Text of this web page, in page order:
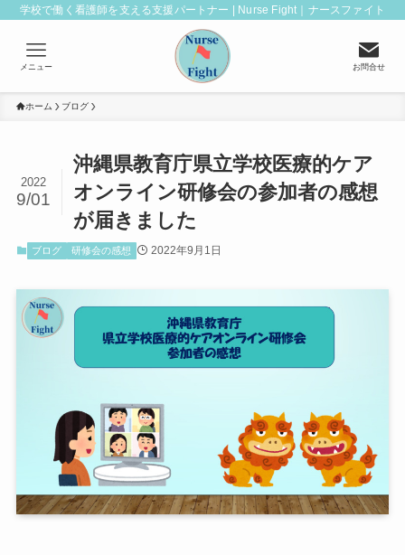
学校で働く看護師を支える支援パートナー | Nurse Fight｜ナースファイト
お問合せ
メニュー
ホーム ブログ
沖縄県教育庁県立学校医療的ケア
オンライン研修会の参加者の感想
が届きました
2022
9/01
ブログ 研修会の感想 2022年9月1日